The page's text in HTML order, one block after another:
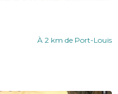
À 2 km de Port-Louis